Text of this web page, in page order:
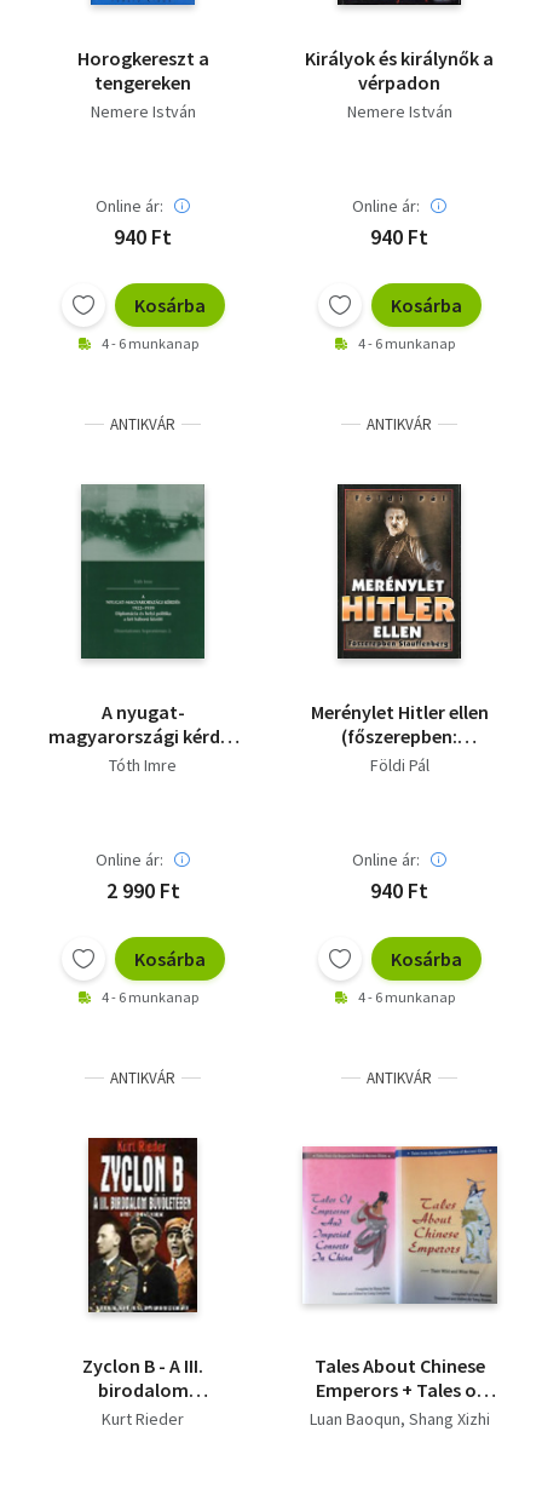
Horogkereszt a
tengereken
Nemere István
Online ár:
940 Ft
Kosárba
4 - 6 munkanap
Királyok és királynők a
vérpadon
Nemere István
Online ár:
940 Ft
Kosárba
4 - 6 munkanap
ANTIKVÁR
A nyugat-
magyarországi kérdés
1922-1939 (Diplomácia
Tóth Imre
Online ár:
2 990 Ft
Kosárba
4 - 6 munkanap
ANTIKVÁR
Merénylet Hitler ellen
(főszerepben:
Stauffenberg)
Földi Pál
Online ár:
940 Ft
Kosárba
4 - 6 munkanap
ANTIKVÁR
Zyclon B - A III.
birodalom
bűvöletében
Kurt Rieder
ANTIKVÁR
Tales About Chinese
Emperors + Tales of
Empresses and
Luan Baoqun Shang Xizhi